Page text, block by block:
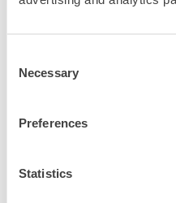
Selection
Necessary
Preferences
Statistics